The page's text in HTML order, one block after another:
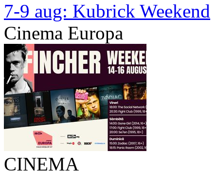
7-9 aug: Kubrick Weekend
Cinema Europa
CINEMA